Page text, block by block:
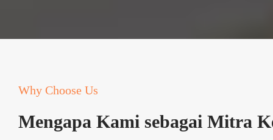
Why Choose Us
Mengapa Kami sebagai Mitra